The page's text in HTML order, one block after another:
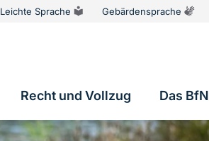
Leichte Sprache Gebärdensprache
Recht und Vollzug Das BfN